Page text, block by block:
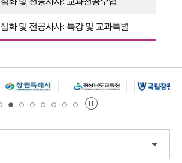
심화 및 전공사사: 특강 및 교과특별